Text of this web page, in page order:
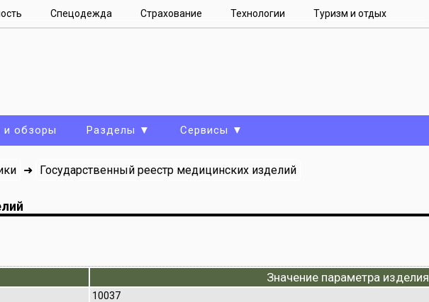
Спецодежда Страхование Технологии Туризм и отдых
и обзоры Разделы ▼ Сервисы ▼
➜ Государственный реестр медицинских изделий
Значение параметра изделия
10037